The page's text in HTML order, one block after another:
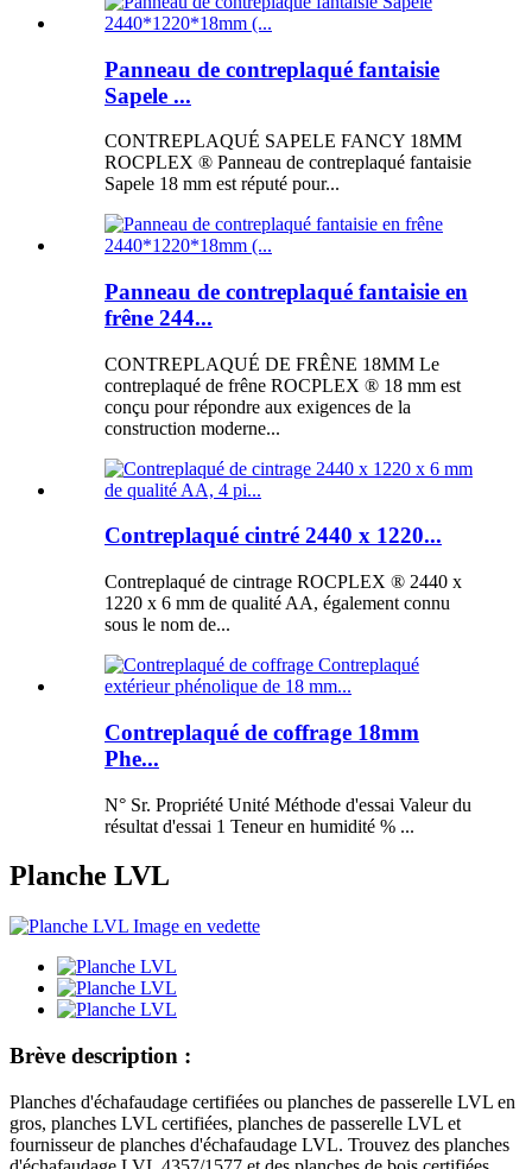
Panneau de contreplaqué fantaisie
Sapele ...
CONTREPLAQUÉ SAPELE FANCY 18MM
ROCPLEX ® Panneau de contreplaqué fantaisie
Sapele 18 mm est réputé pour...
Panneau de contreplaqué fantaisie en
frêne 244...
CONTREPLAQUÉ DE FRÊNE 18MM Le
contreplaqué de frêne ROCPLEX ® 18 mm est
conçu pour répondre aux exigences de la
construction moderne...
Contreplaqué cintré 2440 x 1220...
Contreplaqué de cintrage ROCPLEX ® 2440 x
1220 x 6 mm de qualité AA, également connu
sous le nom de...
Contreplaqué de coffrage 18mm
Phe...
N° Sr. Propriété Unité Méthode d'essai Valeur du
résultat d'essai 1 Teneur en humidité % ...
Planche LVL
Brève description :
Planches d'échafaudage certifiées ou planches de passerelle LVL en
gros, planches LVL certifiées, planches de passerelle LVL et
fournisseur de planches d'échafaudage LVL. Trouvez des planches